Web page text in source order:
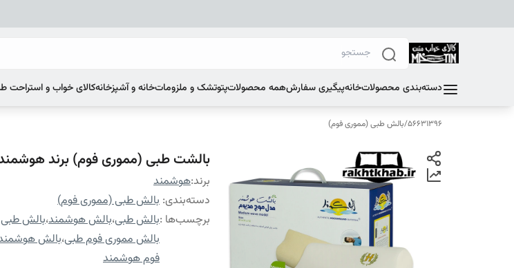
دسته‌بندی محصولاتخانهپیگیری سفارشهمه محصولاتپتوتشک و ملزوماتخانه و آشپزخانهکالای خواب و استراحت
56631396
/بالش طبی (مموری فوم)
بالشت طبی (مموری فوم) برند
برند:هوشمند
دسته‌بندی: بالش طبی (مموری فوم)
برچسب‌ها :بالش طبی،بالش هوشمند،بالش
بالش مموری فوم طبی،بالش
فوم هوشمند